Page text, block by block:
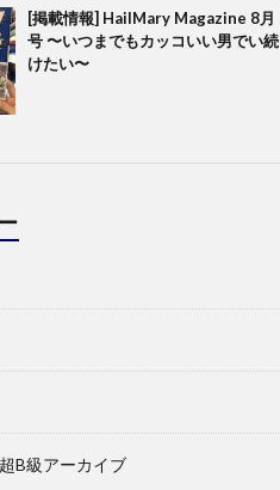
[掲載情報] HailMary Magazine 8月
号 〜いつまでもカッコいい男でい続
けたい〜
B級アーカイブ